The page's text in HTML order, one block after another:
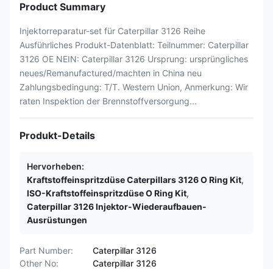
Product Summary
Injektorreparatur-set für Caterpillar 3126 Reihe
Ausführliches Produkt-Datenblatt: Teilnummer: Caterpillar
3126 OE NEIN: Caterpillar 3126 Ursprung: ursprüngliches
neues/Remanufactured/machten in China neu
Zahlungsbedingung: T/T. Western Union, Anmerkung: Wir
raten Inspektion der Brennstoffversorgung...
Produkt-Details
Hervorheben:
Kraftstoffeinspritzdüse Caterpillars 3126 O Ring Kit,
ISO-Kraftstoffeinspritzdüse O Ring Kit,
Caterpillar 3126 Injektor-Wiederaufbauen-
Ausrüstungen
Part Number:
Caterpillar 3126
Other No:
Caterpillar 3126